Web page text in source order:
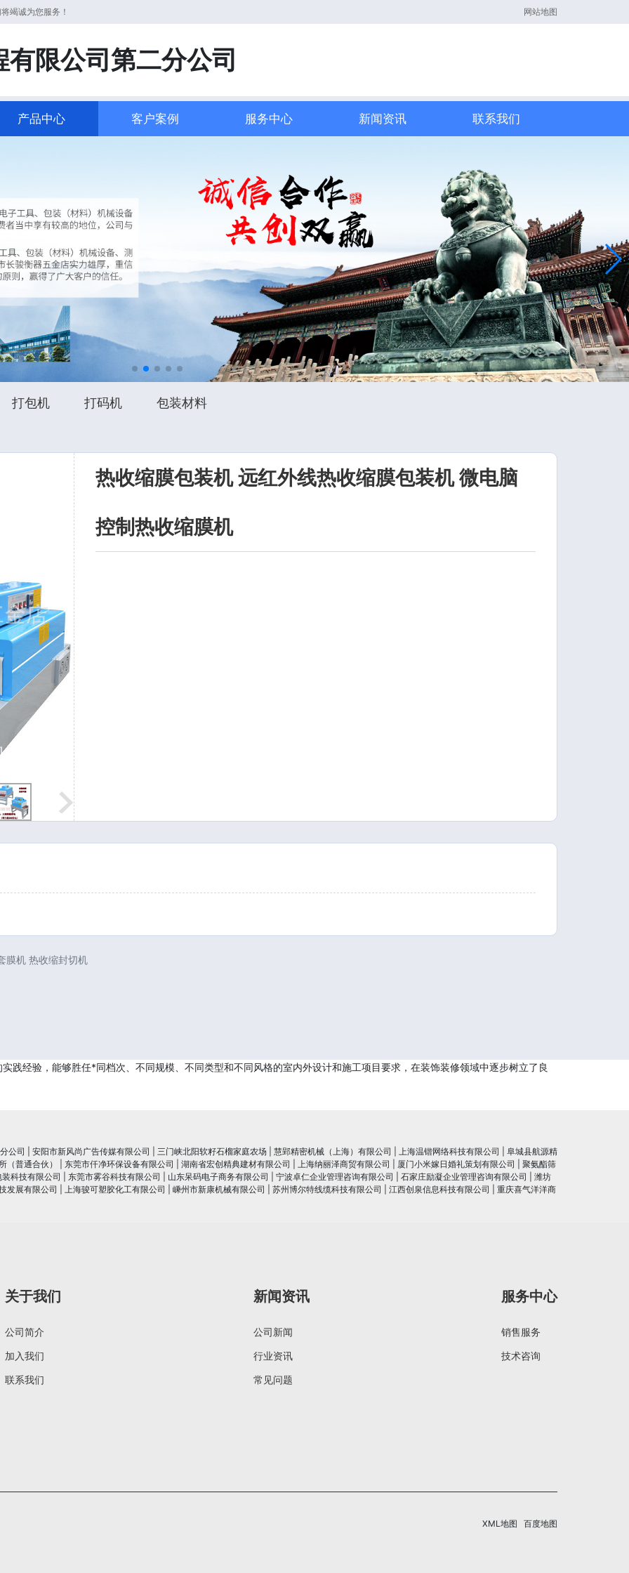
竭诚为您服务！ 网站地图
限公司第二分公司
产品中心 客户案例 服务中心 新闻资讯 联系我们
打包机 打码机 包装材料
热收缩膜包装机 远红外线热收缩膜包装机 微电脑
控制热收缩膜机
膜机 热收缩封切机
践经验，能够胜任*同档次、不同规模、不同类型和不同风格的室内外设计和施工项目要求，在装饰装修领域中逐步树立了良
公司 安阳市新风尚广告传媒有限公司 三门峡北阳软籽石榴家庭农场 慧郢精密机械（上海）有限公司 上海温锴网络科技有限公司
阜城县航源精
（普通合伙）
东莞市仟净环保设备有限公司 湖南省宏创精典建材有限公司 上海纳丽泽商贸有限公司 厦门小米嫁日婚礼策划有限公司
聚氨酯筛
科技有限公司
东莞市雾谷科技有限公司 山东呆码电子商务有限公司 宁波卓仁企业管理咨询有限公司 石家庄励凝企业管理咨询有限公司
潍坊
发展有限公司
上海骏可塑胶化工有限公司 嵊州市新康机械有限公司 苏州博尔特线缆科技有限公司 江西创泉信息科技有限公司 重庆喜气洋洋商
关于我们
公司简介
加入我们
联系我们
新闻资讯
公司新闻
行业资讯
常见问题
服务中心
销售服务
技术咨询
XML地图 百度地图